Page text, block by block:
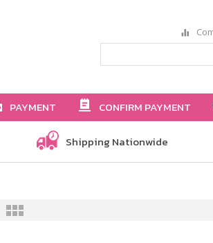
PAYMENT CONFIRM PAYMENT
Shipping Nationwide